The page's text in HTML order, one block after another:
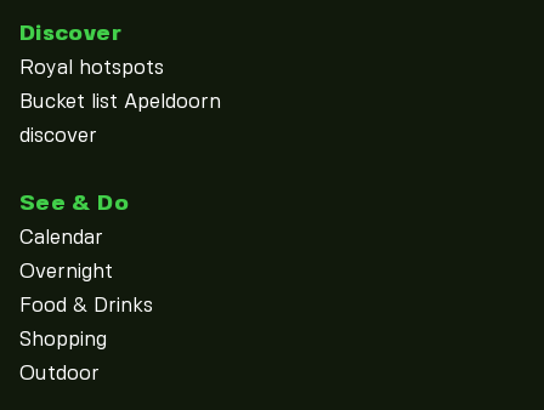
Discover
Royal hotspots
Bucket list Apeldoorn
discover
See & Do
Calendar
Overnight
Food & Drinks
Shopping
Outdoor